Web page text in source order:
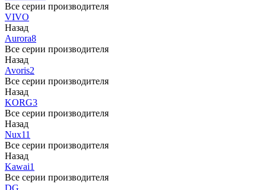
Все серии производителя
VIVO
Назад
Aurora8
Все серии производителя
Назад
Avoris2
Все серии производителя
Назад
KORG3
Все серии производителя
Назад
Nux11
Все серии производителя
Назад
Kawai1
Все серии производителя
DG